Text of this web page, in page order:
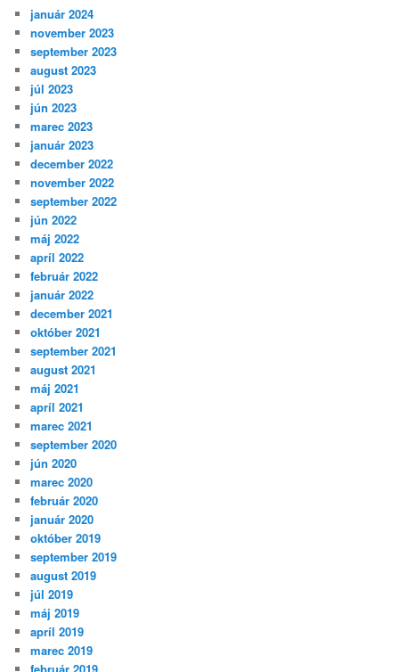
január 2024
november 2023
september 2023
august 2023
júl 2023
jún 2023
marec 2023
január 2023
december 2022
november 2022
september 2022
jún 2022
máj 2022
apríl 2022
február 2022
január 2022
december 2021
október 2021
september 2021
august 2021
máj 2021
apríl 2021
marec 2021
september 2020
jún 2020
marec 2020
február 2020
január 2020
október 2019
september 2019
august 2019
júl 2019
máj 2019
apríl 2019
marec 2019